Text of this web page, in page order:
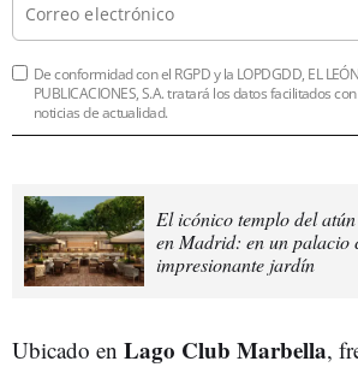
De conformidad con el RGPD y la LOPDGDD, EL
PUBLICACIONES, S.A. tratará los datos facilitados
noticias de actualidad.
El icónico templo del
en Madrid: en un palacio
impresionante jardín
Ubicado en Lago Club Marbella,